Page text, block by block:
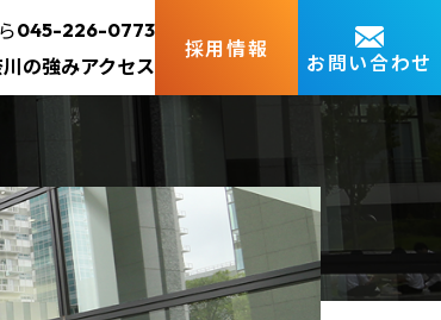
045-226-0773
の強みアクセス
採用情報 お問い合わせ